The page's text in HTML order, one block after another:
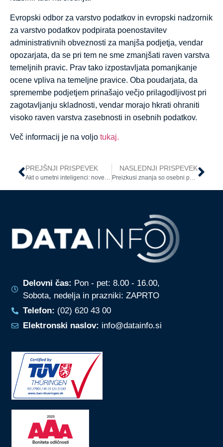
Evropski odbor za varstvo podatkov in evropski nadzornik
za varstvo podatkov podpirata poenostavitev
administrativnih obveznosti za manjša podjetja, vendar
opozarjata, da se pri tem ne sme zmanjšati raven varstva
temeljnih pravic. Prav tako izpostavljata pomanjkanje
ocene vpliva na temeljne pravice. Oba poudarjata, da
spremembe podjetjem prinašajo večjo prilagodljivost pri
zagotavljanju skladnosti, vendar morajo hkrati ohraniti
visoko raven varstva zasebnosti in osebnih podatkov.
Več informacij je na voljo tukaj.
PREJŠNJI PRISPEVEK NASLEDNJI PRISPEVEK
Preizkusi znanja so osebni podatki – rutinsko fotokopiranje v šolah ni priporočljivo
Delovni čas: Pon - pet: 8.00 - 16.00,
Sobota, nedelja in prazniki: ZAPRTO
Telefon: (02) 620 43 00
Elektronski naslov: info@datainfo.si